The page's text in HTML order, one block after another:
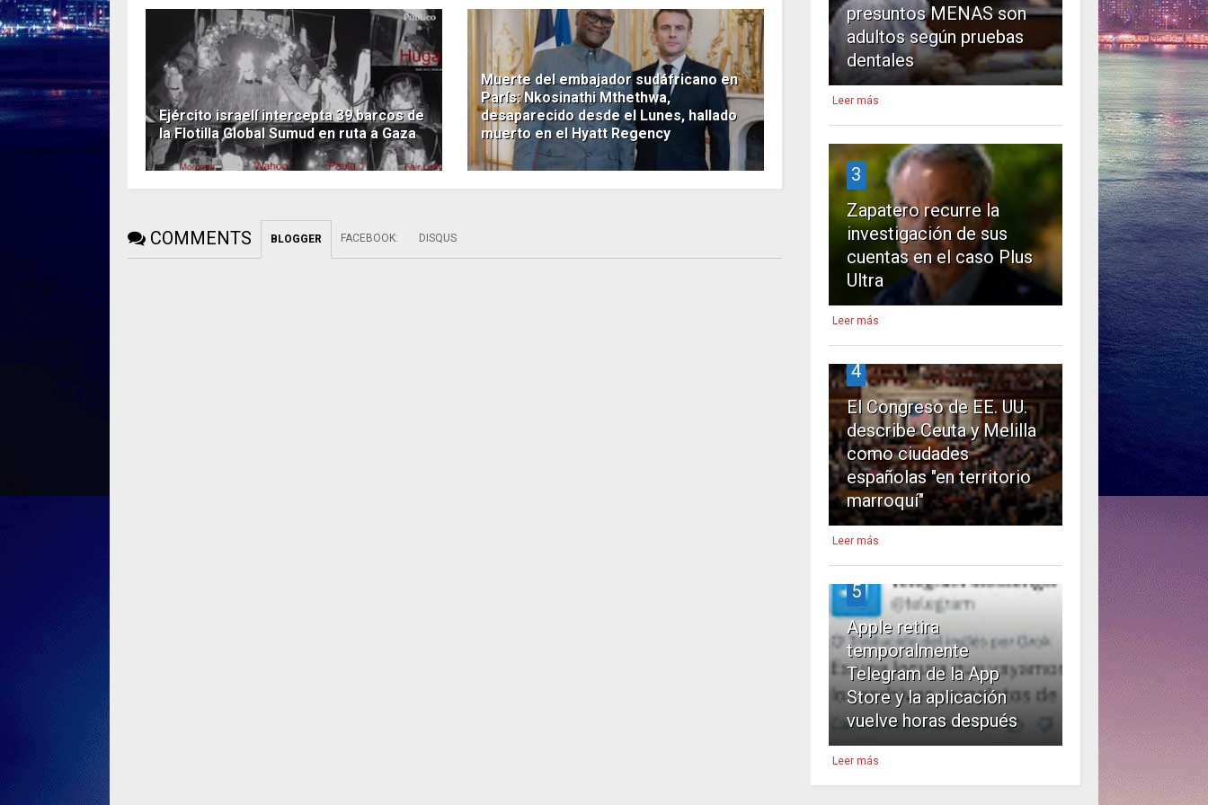
Ejército israelí intercepta 39 barcos de
la Flotilla Global Sumud en ruta a Gaza
Muerte del embajador sudáfricano en
París: Nkosinathi Mthethwa,
desaparecido desde el Lunes, hallado
muerto en el Hyatt Regency
COMMENTS BLOGGER FACEBOOK: DISQUS
presuntos MENAS son
adultos según pruebas
dentales
Leer más
3
Zapatero recurre la
investigación de sus
cuentas en el caso Plus
Ultra
Leer más
4
El Congreso de EE. UU.
describe Ceuta y Melilla
como ciudades
españolas "en territorio
marroquí"
Leer más
5
Apple retira
temporalmente
Telegram de la App
Store y la aplicación
vuelve horas después
Leer más